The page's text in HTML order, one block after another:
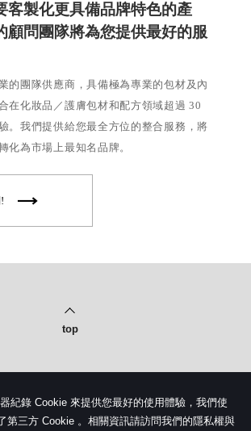
客製化更具備品牌特色的產
顧問團隊將為您提供最好的服
的團隊供應商，具備極為專業的包材及內
在化妝品／護膚包材和配方領域超過 30
。我們提供給您最全方位的整合服務，將
化為市場上最知名品牌。
top
紀錄 Cookie 來提供您最好的使用體驗，我們使
第三方 Cookie 。相關資訊請訪問我們的隱私權與